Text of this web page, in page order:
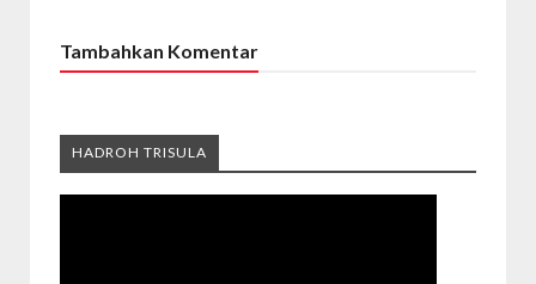
Tambahkan Komentar
HADROH TRISULA